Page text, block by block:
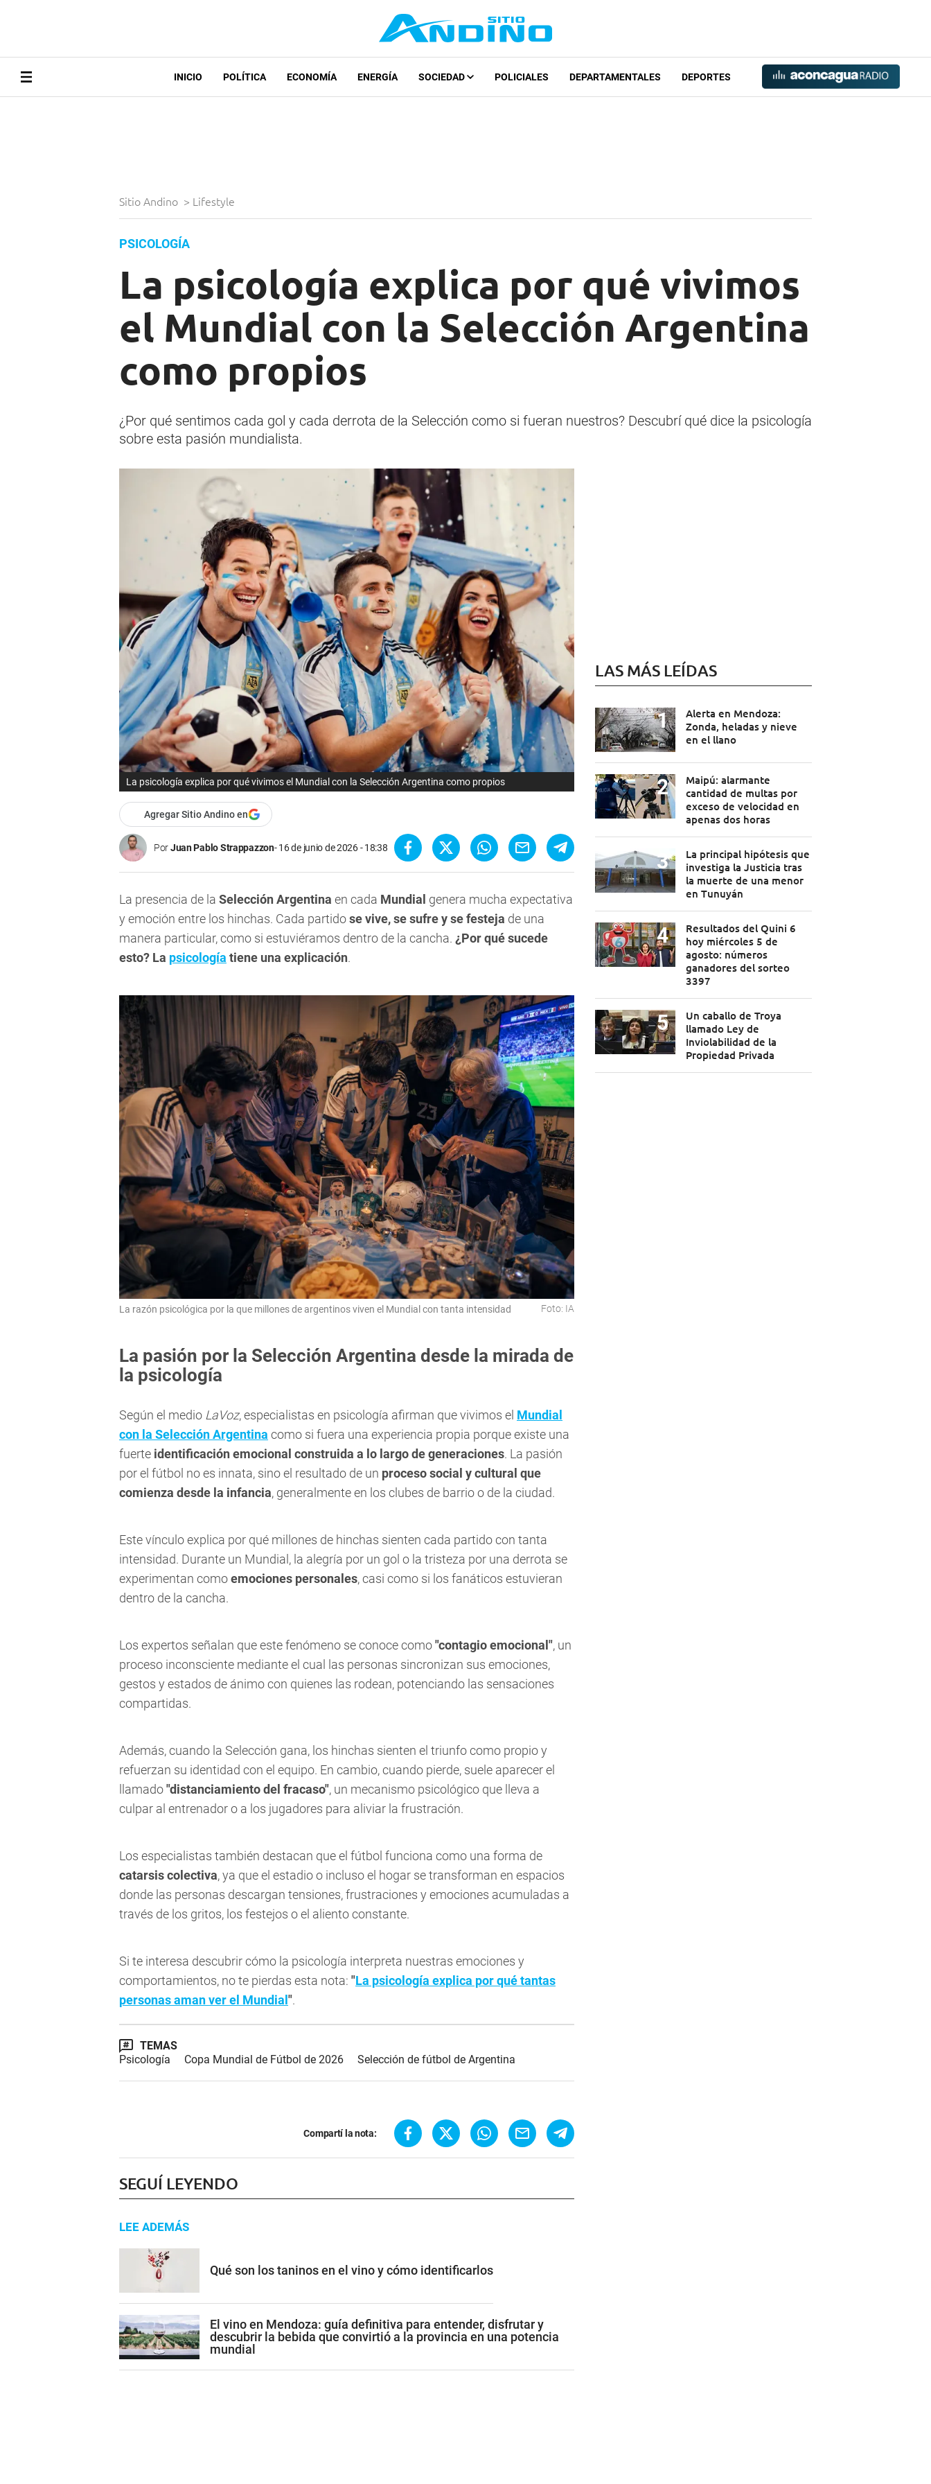
INICIO POLÍTICA ECONOMÍA ENERGÍA SOCIEDAD POLICIALES DEPARTAMENTALES DEPORTES
Sitio Andino > Lifestyle
PSICOLOGÍA
La psicología explica por qué vivimos
el Mundial con la Selección Argentina
como propios
¿Por qué sentimos cada gol y cada derrota de la Selección como si fueran nuestros? Descubrí qué dice la psicología
sobre esta pasión mundialista.
La psicología explica por qué vivimos el Mundial con la Selección Argentina como propios
Agregar Sitio Andino en
PorJuan Pablo Strappazzon 16 de junio de 2026 - 18:38
La presencia de la Selección Argentina en cada Mundial genera mucha expectativa
y emoción entre los hinchas. Cada partidose vive, se sufre y se festeja de una
manera particular, como si estuviéramos dentro de la cancha. ¿Por qué sucede
esto? La psicología tiene una explicación.
La razón psicológica por la que millones de argentinos viven el Mundial con tanta intensidad Foto: IA
La pasión por la Selección Argentina desde la mirada de
la psicología
Según el medio LaVoz, especialistas en psicología afirman que vivimos el Mundial
con la Selección Argentina como si fuera una experiencia propia porque existe una
fuerte identificación emocional construida a lo largo de generaciones. La pasión
por el fútbol no es innata, sino el resultado de un proceso social y cultural que
comienza desde la infancia, generalmente en los clubes de barrio o de la ciudad.
Este vínculo explica por qué millones de hinchas sienten cada partido con tanta
intensidad. Durante un Mundial, la alegría por un gol o la tristeza por una derrota se
experimentan comoemociones personales, casi como si los fanáticos estuvieran
dentro de la cancha.
Los expertos señalan que este fenómeno se conoce como"contagio emocional", un
proceso inconsciente mediante el cual las personas sincronizan sus emociones,
gestos y estados de ánimo con quienes las rodean, potenciando las sensaciones
compartidas.
Además, cuando la Selección gana, los hinchas sienten el triunfo como propio y
refuerzan su identidad con el equipo. En cambio, cuando pierde, suele aparecer el
llamado"distanciamiento del fracaso", un mecanismo psicológico que lleva a
culpar al entrenador o a los jugadores para aliviar la frustración.
Los especialistas también destacan que el fútbol funciona como una forma de
catarsis colectiva, ya que el estadio o incluso el hogar se transforman en espacios
donde las personas descargan tensiones, frustraciones y emociones acumuladas a
través de los gritos, los festejos o el aliento constante.
Si te interesa descubrir cómo la psicología interpreta nuestras emociones y
comportamientos, no te pierdas esta nota: "La psicología explica por qué tantas
personas aman ver el Mundial ".
TEMAS
Psicología
Copa Mundial de Fútbol de 2026 Selección de fútbol de Argentina
Compartí la nota:
SEGUÍ LEYENDO
LEE ADEMÁS
Qué son los taninos en el vino y cómo identificarlos
El vino en Mendoza: guía definitiva para entender, disfrutar y
descubrir la bebida que convirtió a la provincia en una potencia
mundial
LAS MÁS LEÍDAS
Alerta en Mendoza:
Zonda, heladas y nieve
en el llano
Maipú: alarmante
cantidad de multas por
exceso de velocidad en
apenas dos horas
La principal hipótesis que
investiga la Justicia tras
la muerte de una menor
en Tunuyán
Resultados del Quini 6
hoy miércoles 5 de
agosto: números
ganadores del sorteo
3397
Un caballo de Troya
llamado Ley de
Inviolabilidad de la
Propiedad Privada